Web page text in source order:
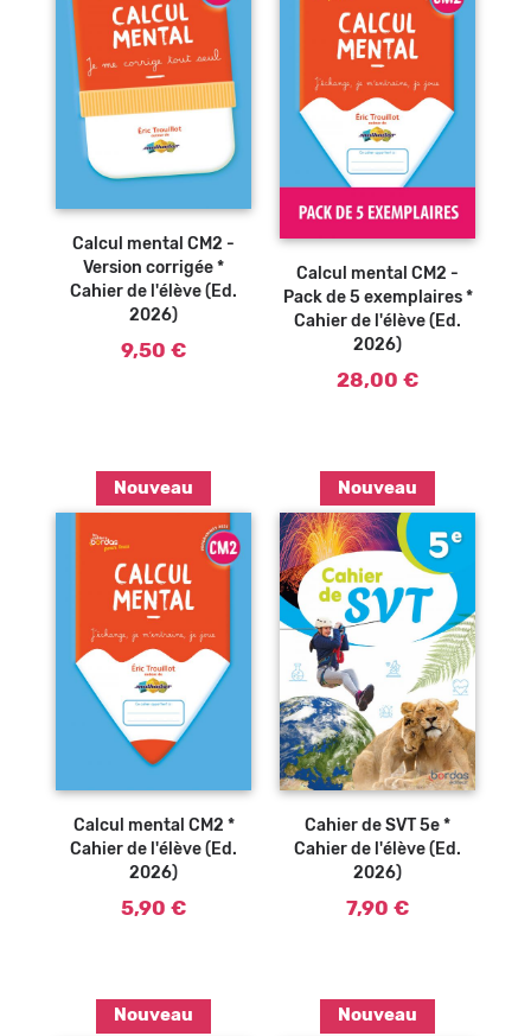
Ajouter au
Calcul mental CM2 -
Version corrigée *
Cahier de l'élève (Ed.
2026)
9,50 €
Calcul mental CM2 -
Pack de 5 exemplaires *
Cahier de l'élève (Ed.
2026)
28,00 €
Nouveau
Calcul mental CM2 *
Cahier de l'élève (Ed.
2026)
5,90 €
Nouveau
Ajouter au
Cahier de SVT 5e *
Cahier de l'élève (Ed.
2026)
7,90 €
Nouveau Nouveau